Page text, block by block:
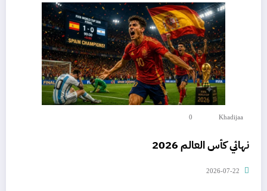
Khadijaa
0
نهائي كأس العالم 2026
2026-07-22